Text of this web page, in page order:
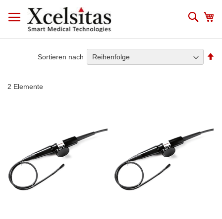
Inhalt
springen
2 Elemente
Sortieren nach